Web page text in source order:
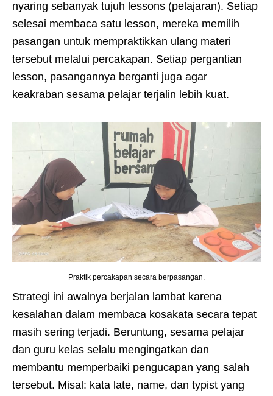
nyaring sebanyak tujuh lessons (pelajaran). Setiap
selesai membaca satu lesson, mereka memilih
pasangan untuk mempraktikkan ulang materi
tersebut melalui percakapan. Setiap pergantian
lesson, pasangannya berganti juga agar
keakraban sesama pelajar terjalin lebih kuat.
Praktik percakapan secara berpasangan.
Strategi ini awalnya berjalan lambat karena
kesalahan dalam membaca kosakata secara tepat
masih sering terjadi. Beruntung, sesama pelajar
dan guru kelas selalu mengingatkan dan
membantu memperbaiki pengucapan yang salah
tersebut. Misal: kata late, name, dan typist yang